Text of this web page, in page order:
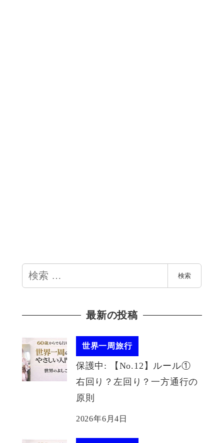
検
索
検索
最新の投稿
世界一周旅行
保護中: 【No.12】ルール①
右回り？左回り？一方通行の
原則
2026年6月4日